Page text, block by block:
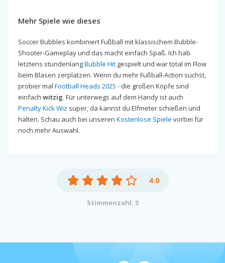
Mehr Spiele wie dieses
Soccer Bubbles kombiniert Fußball mit klassischem Bubble-
Shooter-Gameplay und das macht einfach Spaß. Ich hab
letztens stundenlangBubble Hit gespielt und war total im Flow
beim Blasen zerplatzen. Wenn du mehr Fußball-Action suchst,
probier mal Football Heads 2025 - die großen Köpfe sind
einfach witzig. Für unterwegs auf dem Handy ist auch
Penalty Kick Wiz super, da kannst du Elfmeter schießen und
halten. Schau auch bei unseren Kostenlose Spiele vorbei für
noch mehr Auswahl.
4.0
Stimmenzahl: 5